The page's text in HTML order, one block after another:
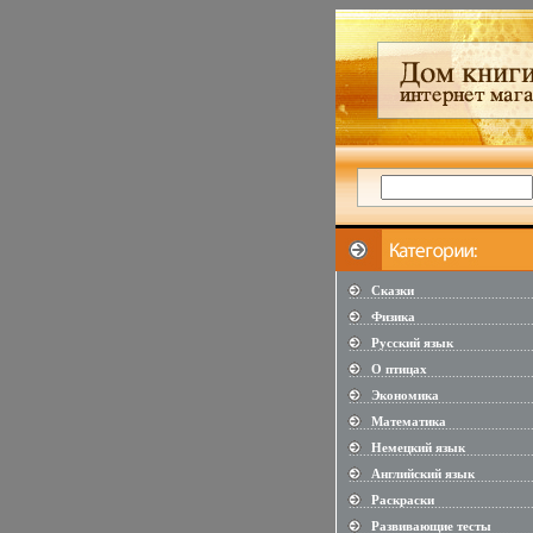
Сказки
Физика
Русский язык
О птицах
Экономика
Математика
Немецкий язык
Английский язык
Раскраски
Развивающие тесты